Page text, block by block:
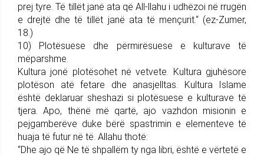
prej tyre. Të tillët janë ata që All-llahu i udhëzoi në rrugën
e drejtë dhe të tillët janë ata të mençurit.“ (ez-Zumer,
18.)
10) Plotësuese dhe përmirësuese e kulturave të
mëparshme.
Kultura jonë plotësohet në vetvete. Kultura gjuhësore
plotëson atë fetare dhe anasjelltas. Kultura Islame
është deklaruar sheshazi si plotësuese e kulturave të
tjera. Apo, thënë më qartë, ajo vazhdon misionin e
pejgamberëve duke bërë spastrimin e elementeve të
huaja të futur në të. Allahu thotë:
“Dhe ajo që Ne të shpallëm ty nga libri, është e vërtetë e